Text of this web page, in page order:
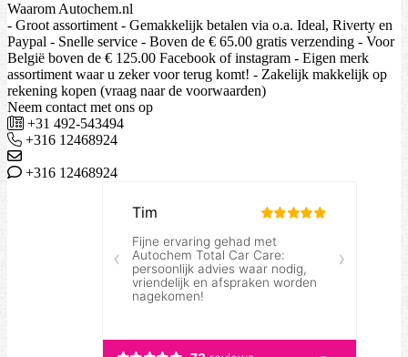
Waarom Autochem.nl
- Groot assortiment - Gemakkelijk betalen via o.a. Ideal, Riverty en
Paypal - Snelle service - Boven de € 65.00 gratis verzending - Voor
België boven de € 125.00 Facebook of instagram - Eigen merk
assortiment waar u zeker voor terug komt! - Zakelijk makkelijk op
rekening kopen (vraag naar de voorwaarden)
Neem contact met ons op
+31 492-543494
+316 12468924
+316 12468924